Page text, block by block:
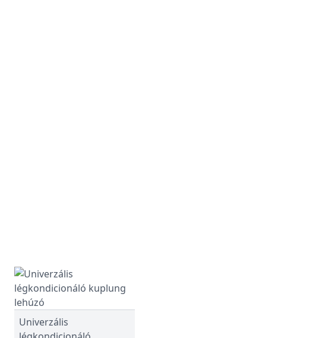
Univerzális